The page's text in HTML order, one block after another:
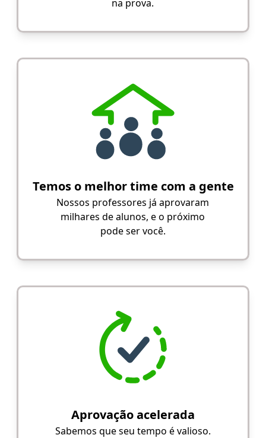
na prova.
Temos o melhor time com a gente
Nossos professores já aprovaram
milhares de alunos, e o próximo
pode ser você.
Aprovação acelerada
Sabemos que seu tempo é valioso.